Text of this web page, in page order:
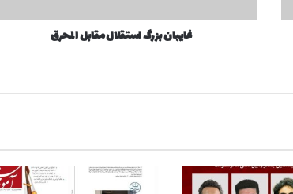
ر
س
ل
م
ق
غایبان بزرگ استقلال مقابل المحرق